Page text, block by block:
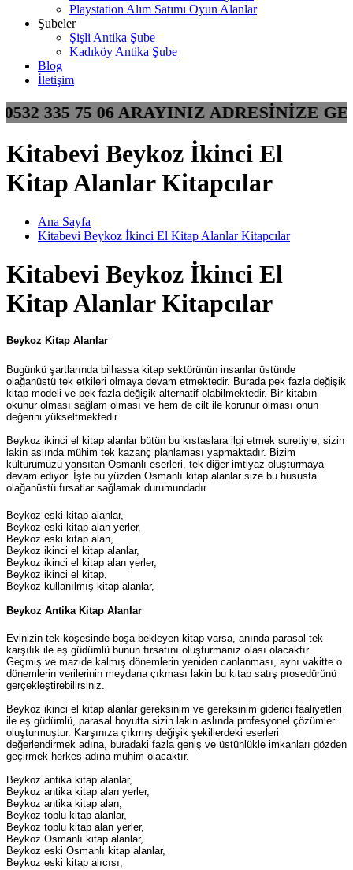
Playstation Alım Satımı Oyun Alanlar
Şubeler
Şişli Antika Şube
Kadıköy Antika Şube
Blog
İletişim
0532 335 75 06 ARAYINIZ ADRESİNİZE
Kitabevi Beykoz İkinci El
Kitap Alanlar Kitapcılar
Ana Sayfa
Kitabevi Beykoz İkinci El Kitap Alanlar Kitapcılar
Kitabevi Beykoz İkinci El
Kitap Alanlar Kitapcılar
Beykoz Kitap Alanlar
Bugünkü şartlarında bilhassa kitap sektörünün insanlar üstünde
olağanüstü tek etkileri olmaya devam etmektedir. Burada pek fazla değişik
kitap modeli ve pek fazla değişik alternatif olabilmektedir. Bir kitabın
okunur olması sağlam olması ve hem de cilt ile korunur olması onun
değerini yükseltmektedir.
Beykoz ikinci el kitap alanlar bütün bu kıstaslara ilgi etmek suretiyle, sizin
lakin aslında mühim tek kazanç planlaması yapmaktadır. Bizim
kültürümüzü yansıtan Osmanlı eserleri, tek diğer imtiyaz oluşturmaya
devam ediyor. İşte bu yüzden Osmanlı kitap alanlar size bu hususta
olağanüstü fırsatlar sağlamak durumundadır.
Beykoz eski kitap alanlar,
Beykoz eski kitap alan yerler,
Beykoz eski kitap alan,
Beykoz ikinci el kitap alanlar,
Beykoz ikinci el kitap alan yerler,
Beykoz ikinci el kitap,
Beykoz kullanılmış kitap alanlar,
Beykoz Antika Kitap Alanlar
Evinizin tek köşesinde boşa bekleyen kitap varsa, anında parasal tek
karşılık ile eş güdümlü bunun fırsatını oluşturmanız olası olacaktır.
Geçmiş ve mazide kalmış dönemlerin yeniden canlanması, aynı vakitte o
dönemlerin verilerinin meydana çıkması lakin bu kitap satış prosedürünü
gerçekleştirebilirsiniz.
Beykoz ikinci el kitap alanlar gereksinim ve gereksinim giderici faaliyetleri
ile eş güdümlü, parasal boyutta sizin lakin aslında profesyonel çözümler
oluşturmuştur. Karşınıza çıkmış değişik şekillerdeki eserleri
değerlendirmek adına, buradaki fazla geniş ve üstünlükle imkanları gözden
geçirmek herkes adına mühim olacaktır.
Beykoz antika kitap alanlar,
Beykoz antika kitap alan yerler,
Beykoz antika kitap alan,
Beykoz toplu kitap alanlar,
Beykoz toplu kitap alan yerler,
Beykoz Osmanlı kitap alanlar,
Beykoz eski Osmanlı kitap alanlar,
Beykoz eski kitap alıcısı,